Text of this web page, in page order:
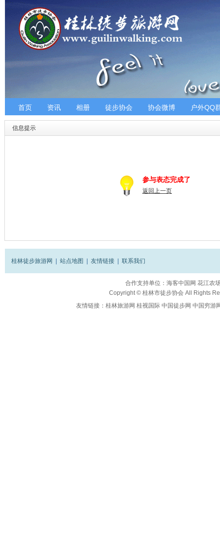
首页 资讯 相册 徒步协会 协会微博 户外QQ
信息提示
参与表态完成了
返回上一页
桂林徒步旅游网 站点地图 友情链接 联系我们
合作支持单位： 海客中国网 花江农
Copyright © 桂林市徒步协会All Rights
友情链接： 桂林旅游网 桂视国际 中国徒步网 中国穷游